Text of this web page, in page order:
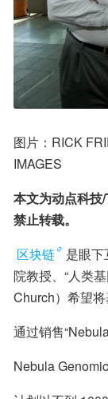
图片：RICK
IMAGES
本文为动点科技
禁止转载。
区块链
是眼
院教授、“人类
Church）希望将
通过销售
Nebula